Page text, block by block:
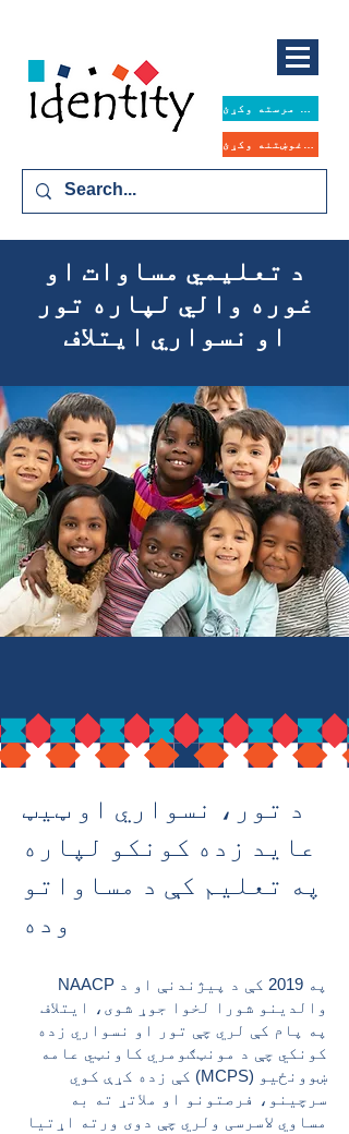
د تعلیمي مساوات او
غوره والي لپاره تور
او نسواري ایتلاف
د تور، نسواري او ټیټ
عاید زده کونکو لپاره
په تعلیم کې د مساواتو
وده
په 2019 کې د پیژندنې او د NAACP
والدینو شورا لخوا جوړ شوی، ایتلاف
په پام کې لري چې تور او نسواري زده
کونکي چې د مونټګومري کاونټي عامه
ښوونځیو (MCPS) کې زده کړې کوي
سرچینو، فرصتونو او ملاتړ ته به
مساوي لاسرسی ولري چې دوی ورته اړتیا